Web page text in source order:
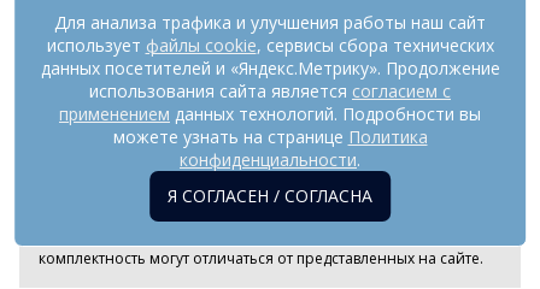
ИНФОРМАЦИЯ
РЕКВИЗИТЫ
На информационном ресурсе применяются
рекомендательные технологии (информационные технологии
предоставления информации на основе сбора,
систематизации и анализа сведений, относящихся к
предпочтениям пользователей сети «Интернет», находящихся
комплектность могут отличаться от представленных на сайте.
Для анализа трафика и улучшения работы наш сайт
использует файлы cookie, сервисы сбора технических
данных посетителей и «Яндекс.Метрику». Продолжение
использования сайта является согласием с
применением данных технологий. Подробности вы
можете узнать на странице Политика
конфиденциальности.
Я СОГЛАСЕН / СОГЛАСНА